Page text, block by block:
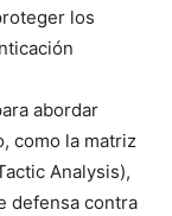
los
abordar
como la matriz
Analysis),
defensa contra